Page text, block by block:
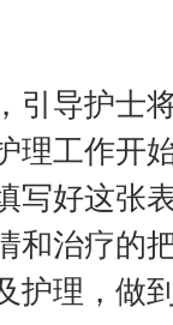
引导护士
理工作开
写好这张
和治疗的
护理，做